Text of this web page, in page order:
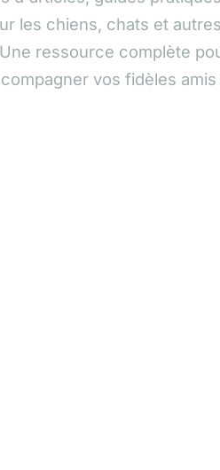
les chiens, chats et autres
ressource complète
vos fidèles amis